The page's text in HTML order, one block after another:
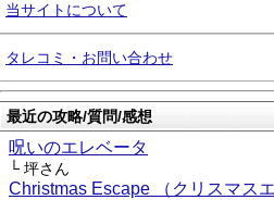
当サイトについて
タレコミ・お問い合わせ
最近の攻略/質問/感想
呪いのエレベータ
└ 坪さん
Christmas Escape （クリスマスエ